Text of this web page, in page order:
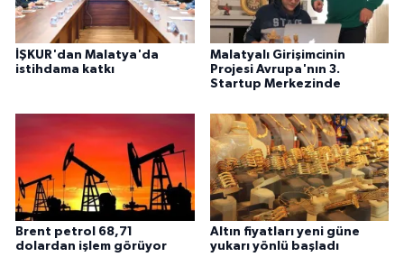
İŞKUR'dan Malatya'da
istihdama katkı
Malatyalı Girişimcinin
Projesi Avrupa'nın 3.
Startup Merkezinde
Brent petrol 68,71
dolardan işlem görüyor
Altın fiyatları yeni güne
yukarı yönlü başladı